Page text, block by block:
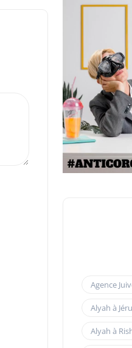
Agence
Alyah à
Alyah à